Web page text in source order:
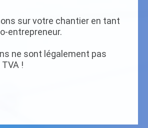
sur votre chantier en tant
entrepreneur.
ne sont légalement pas
!